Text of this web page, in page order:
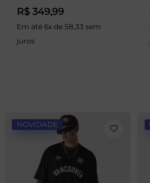
R$ 349,99
Em até 6x de 58,33 sem
juros
NOVIDADE